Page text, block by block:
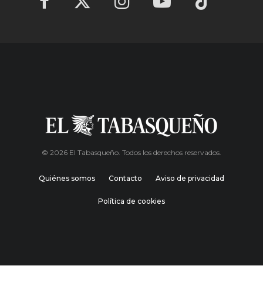
© 2026 El Tabasqueño. Todos los derechos reservados.
Quiénes somos Contacto Aviso de privacidad
Política de cookies